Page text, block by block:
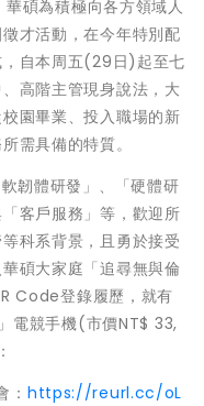
碩為積極向各方領域人
才活動，在今年特別配
自本周五(29日)起至七
高階主管現身說法，大
園畢業、投入職場的新
需具備的特質。
韌體研發」、「硬體研
客戶服務」等，歡迎所
科系背景，且勇於接受
碩大家庭「追尋無與倫
Code登錄履歷，就有
電競手機(市價NT$ 33,
： https://reurl.cc/oL